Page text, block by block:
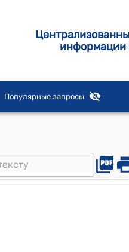
информации
Популярные запросы